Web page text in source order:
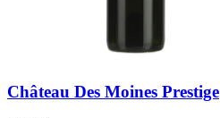
Château Des Moines Prestige